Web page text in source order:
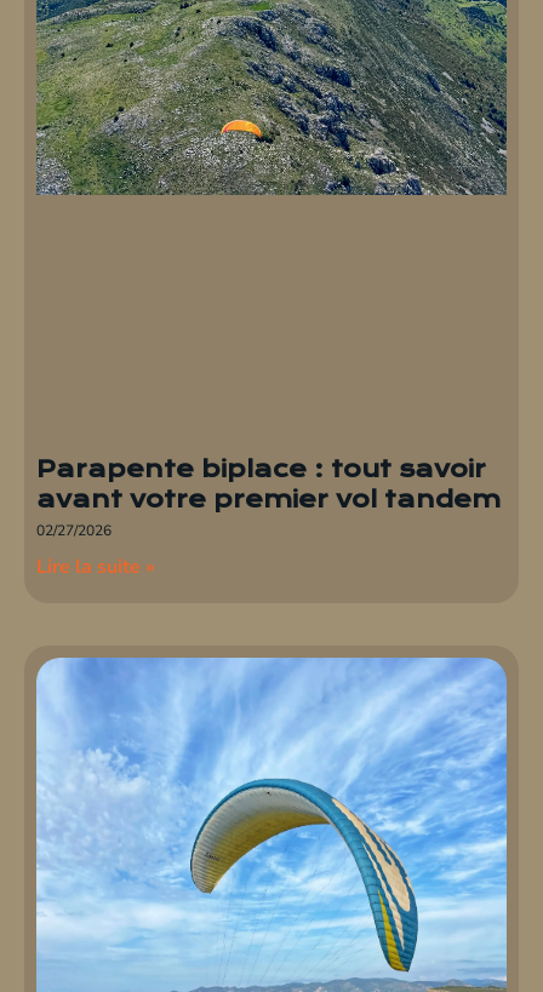
Parapente biplace : tout savoir
avant votre premier vol tandem
02/27/2026
Lire la suite »